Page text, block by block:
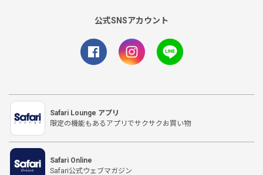
公式SNSアカウント
Safari Lounge アプリ
限定の機能もあるアプリでサクサクお買い物
Safari Online
Safari公式ウェブマガジン